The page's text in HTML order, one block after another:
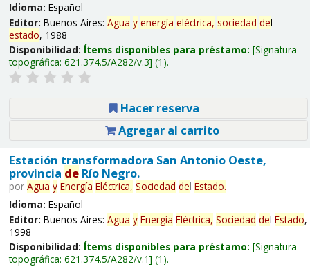
Idioma: Español
Editor: Buenos Aires: Agua y energía eléctrica, sociedad del
estado, 1988
Disponibilidad: Ítems disponibles para préstamo: Signatura
topográfica: 621.374.5/A282/v.3 (1).
Hacer reserva
Agregar al carrito
Estación transformadora San Antonio Oeste,
provincia deRío Negro.
por Agua y Energía Eléctrica, Sociedad del Estado.
Idioma: Español
Editor: Buenos Aires: Agua y Energía Eléctrica, Sociedad del Estado,
1998
Disponibilidad: Ítems disponibles para préstamo: Signatura
topográfica: 621.374.5/A282/v.1 (1).